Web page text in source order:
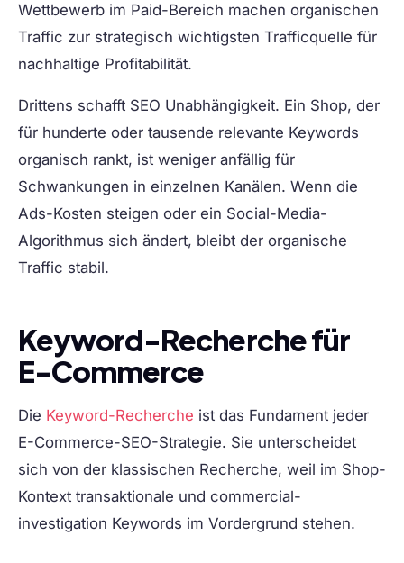
Wettbewerb im Paid-Bereich machen organischen
Traffic zur strategisch wichtigsten Trafficquelle für
nachhaltige Profitabilität.
Drittens schafft SEO Unabhängigkeit. Ein Shop, der
für hunderte oder tausende relevante Keywords
organisch rankt, ist weniger anfällig für
Schwankungen in einzelnen Kanälen. Wenn die
Ads-Kosten steigen oder ein Social-Media-
Algorithmus sich ändert, bleibt der organische
Traffic stabil.
Keyword-Recherche für
E-Commerce
Die Keyword-Recherche ist das Fundament jeder
E-Commerce-SEO-Strategie. Sie unterscheidet
sich von der klassischen Recherche, weil im Shop-
Kontext transaktionale und commercial-
investigation Keywords im Vordergrund stehen.